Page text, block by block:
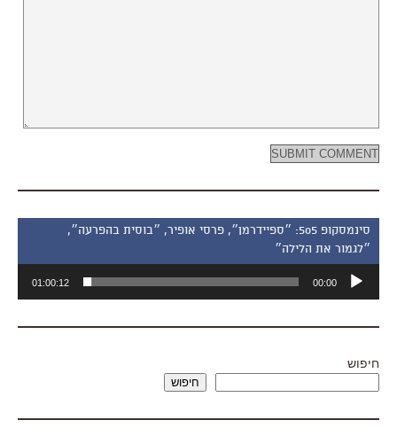
סינמסקופ 505: ״ספיידרמן״, פרסי אופיר, ״בוסית בהפרעה״,
״לגמור את הלילה״
אודיו
00:00
01:00:12
חיפוש
חיפוש